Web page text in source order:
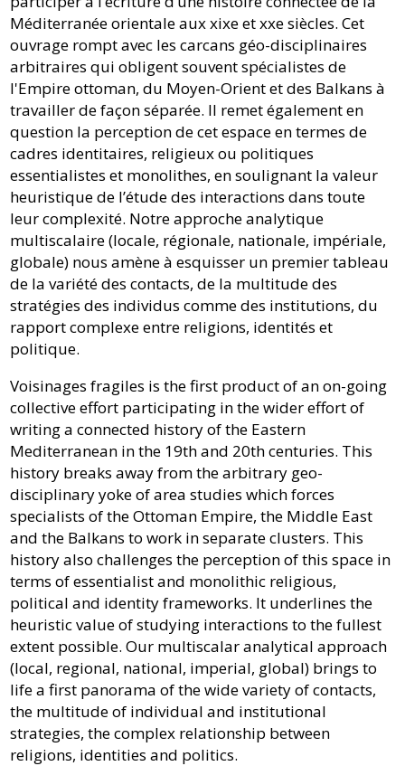
Méditerranée orientale aux xixe et xxe siècles. Cet
ouvrage rompt avec les carcans géo-disciplinaires
arbitraires qui obligent souvent spécialistes de
l'Empire ottoman, du Moyen-Orient et des Balkans à
travailler de façon séparée. Il remet également en
question la perception de cet espace en termes de
cadres identitaires, religieux ou politiques
essentialistes et monolithes, en soulignant la valeur
heuristique de l’étude des interactions dans toute
leur complexité. Notre approche analytique
multiscalaire (locale, régionale, nationale, impériale,
globale) nous amène à esquisser un premier tableau
de la variété des contacts, de la multitude des
stratégies des individus comme des institutions, du
rapport complexe entre religions, identités et
politique.
Voisinages fragiles is the first product of an on-going
collective effort participating in the wider effort of
writing a connected history of the Eastern
Mediterranean in the 19th and 20th centuries. This
history breaks away from the arbitrary geo-
disciplinary yoke of area studies which forces
specialists of the Ottoman Empire, the Middle East
and the Balkans to work in separate clusters. This
history also challenges the perception of this space in
terms of essentialist and monolithic religious,
political and identity frameworks. It underlines the
heuristic value of studying interactions to the fullest
extent possible. Our multiscalar analytical approach
(local, regional, national, imperial, global) brings to
life a first panorama of the wide variety of contacts,
the multitude of individual and institutional
strategies, the complex relationship between
religions, identities and politics.